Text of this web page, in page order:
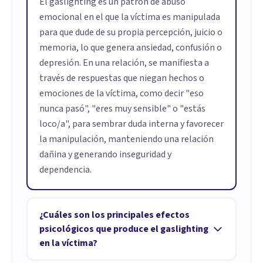
emocional en el que la víctima es manipulada
para que dude de su propia percepción, juicio o
memoria, lo que genera ansiedad, confusión o
depresión. En una relación, se manifiesta a
través de respuestas que niegan hechos o
emociones de la víctima, como decir "eso
nunca pasó", "eres muy sensible" o "estás
loco/a", para sembrar duda interna y favorecer
la manipulación, manteniendo una relación
dañina y generando inseguridad y
dependencia.
¿Cuáles son los principales efectos
psicológicos que produce el gaslighting
en la víctima?